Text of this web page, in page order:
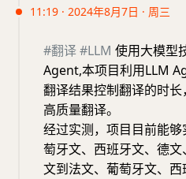
11:19 · 2024年8月7日 · 周三
#翻译#LLM 使用大模型
Agent,本项目利用LLM
翻译结果控制翻译的时
高质量翻译。
经过实测，项目目前能
萄牙文、西班牙文、德
文到法文、葡萄牙文、